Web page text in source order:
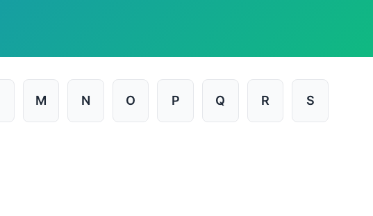
M N O P Q R S